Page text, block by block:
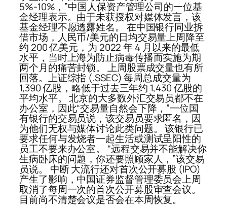
5%-10%，”中国人保资产管理公司的一位基
金经理表示。由于未获授权对媒体发言，该
基金经理不愿透露姓名。 在中国银行同业拆
借市场，人民币/美元的日均交易量上周降至
约 200 亿美元，为 2022 年 4 月以来的最低
水平，当时上海为防止病毒传播而实施为期
两个月的痛苦封锁。 上周股票成交量也有所
回落。上证综指 (.SSEC) 每周总成交量为
1,390 亿股，略低于过去三年约 1,430 亿股的
平均水平。 北京的大多数外汇交易员都不在
办公室，因此“交易量自然会下降，”一位国
有银行的交易员说，该交易员要求匿名，因
为他们无权与媒体讨论此类问题。 该银行已
要求任何与发烧者一起生活或测试呈阳性的
员工不要来办公室。 “远程交易并不能解决你
生病卧床的问题，你还要照顾家人，”该交易
员说。 中断 大流行还对首次公开募股 (IPO)
产生了影响，中国证券监督管理委员会上周
取消了每周一次的首次公开募股审查会议。
目前尚不清楚会议是否会在本周恢复。